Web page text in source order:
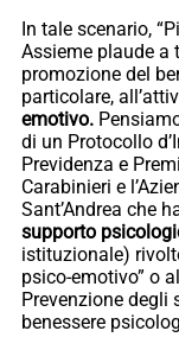
In tale scenario,
Assieme plaude
promozione del
particolare,
emotivo.
di un Protocollo
Previdenza e
Carabinieri e
Sant’Andrea che
supporto
istituzionale)
psico-emotivo” o
Prevenzione degli
benessere